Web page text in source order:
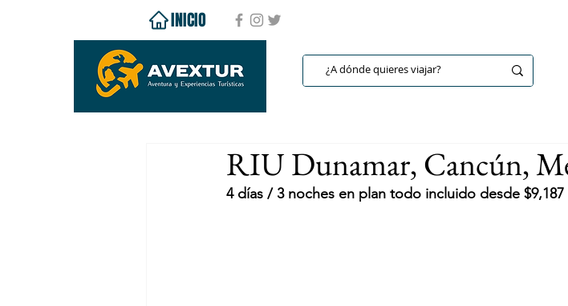
INICIO
RIU Dunamar, Cancún,
4 días / 3 noches en plan todo incluido desde